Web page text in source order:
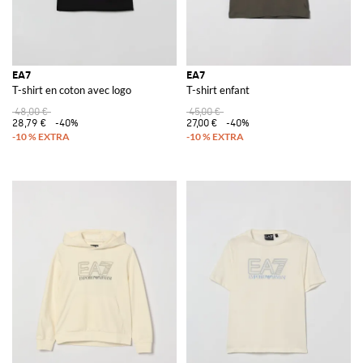
EA7
T-shirt en coton avec logo
48,00 €
28,79 €
-40%
EA7
T-shirt enfant
45,00 €
27,00 €
-40%